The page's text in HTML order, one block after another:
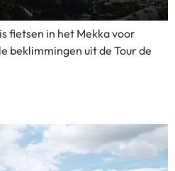
fietsen in het Mekka voor
beklimmingen uit de Tour de